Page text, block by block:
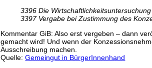
3396 Die
3397 Vergabe bei Zustimmung des
Kommentar GiB: Also erst vergeben – dann
gemacht wird! Und wenn der
Ausschreibung machen.
Quelle:Gemeingut in BürgerInnenhand